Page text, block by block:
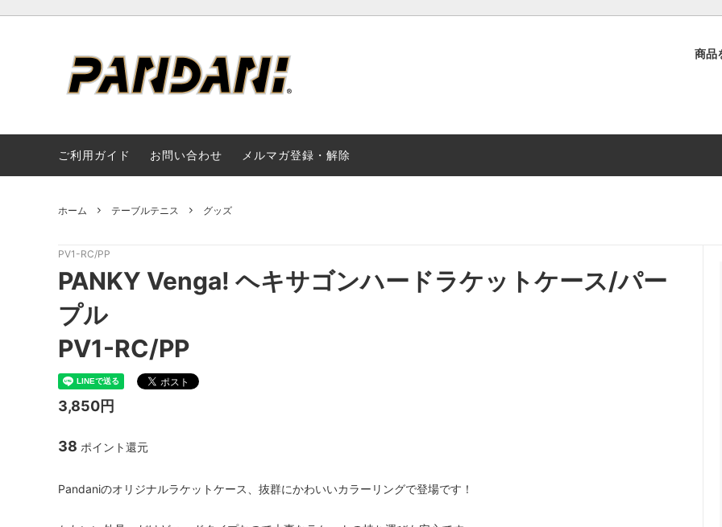
商品
お手入れ方法（Cycleアパレル以外） お手入れ方法（Cycleアパレル）
ご利用ガイド お問い合わせ メルマガ登録・解除
ホーム テーブルテニス グッズ
PV1-RC/PP
PANKY Venga! ヘキサゴンハードラケットケース/パー
プル
PV1-RC/PP
3,850円
38 ポイント還元
Pandaniのオリジナルラケットケース、抜群にかわいいカラーリングで登場です！